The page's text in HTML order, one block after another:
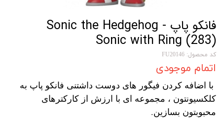
فانکو پاپ Sonic the Hedgehog -
Sonic with Ring (283)
کد محصول: FU20146
اتمام موجودی
با اضافه کردن فیگور های دوست داشتنی فانکو پاپ به
کلکسیونتون ، مجموعه ای با ارزش از کارکترهای
محبوبتون بسازین.